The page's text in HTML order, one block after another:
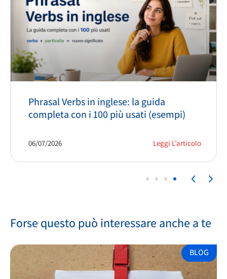
Phrasal Verbs in inglese: la guida
completa con i 100 più usati (esempi)
Leggi L’articolo
06/07/2026
Forse questo può interessare anche a te
BLOG